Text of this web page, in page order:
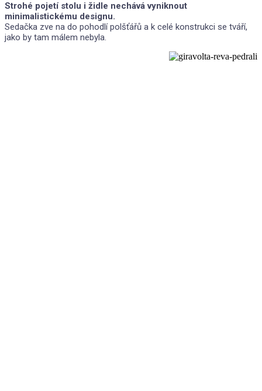
Strohé pojetí stolu i židle nechává vyniknout
minimalistickému designu.
Sedačka zve na do pohodlí polšťářů a k celé konstrukci se tváří,
jako by tam málem nebyla.